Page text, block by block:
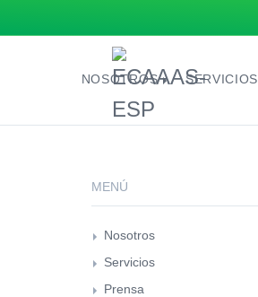
NOSOTROS SERVICIOS
MENÚ
Nosotros
Servicios
Prensa